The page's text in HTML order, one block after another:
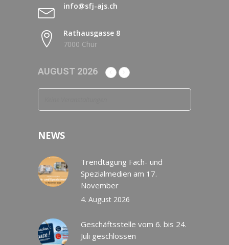
info@sfj-ajs.ch
Rathausgasse 8
7000 Chur
AUGUST 2026
NEWS
Trendtagung Fach- und
Spezialmedien am 17.
November
4. August 2026
Geschäftsstelle vom 6. bis 24.
Juli geschlossen